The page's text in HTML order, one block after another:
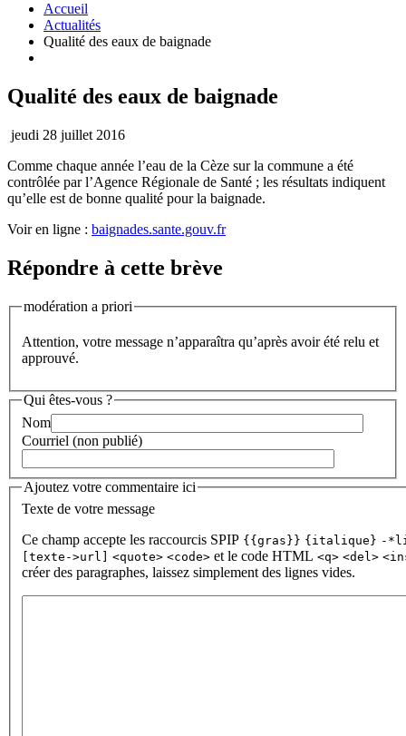
Accueil
Actualités
Qualité des eaux de baignade
Qualité des eaux de baignade
jeudi 28 juillet 2016
Comme chaque année l’eau de la Cèze sur la commune a été
contrôlée par l’Agence Régionale de Santé ; les résultats indiquent
qu’elle est de bonne qualité pour la baignade.
Voir en ligne : baignades.sante.gouv.fr
Répondre à cette brève
modération a priori
Attention, votre message n’apparaîtra qu’après avoir été relu et
approuvé.
Qui êtes-vous ?
Nom
Courriel (non publié)
Ajoutez votre commentaire ici
Texte de votre message
Ce champ accepte les raccourcis SPIP {{gras}} {italique} -
[texte->url] <quote> <code> et le code HTML <q> <del>
créer des paragraphes, laissez simplement des lignes vides.